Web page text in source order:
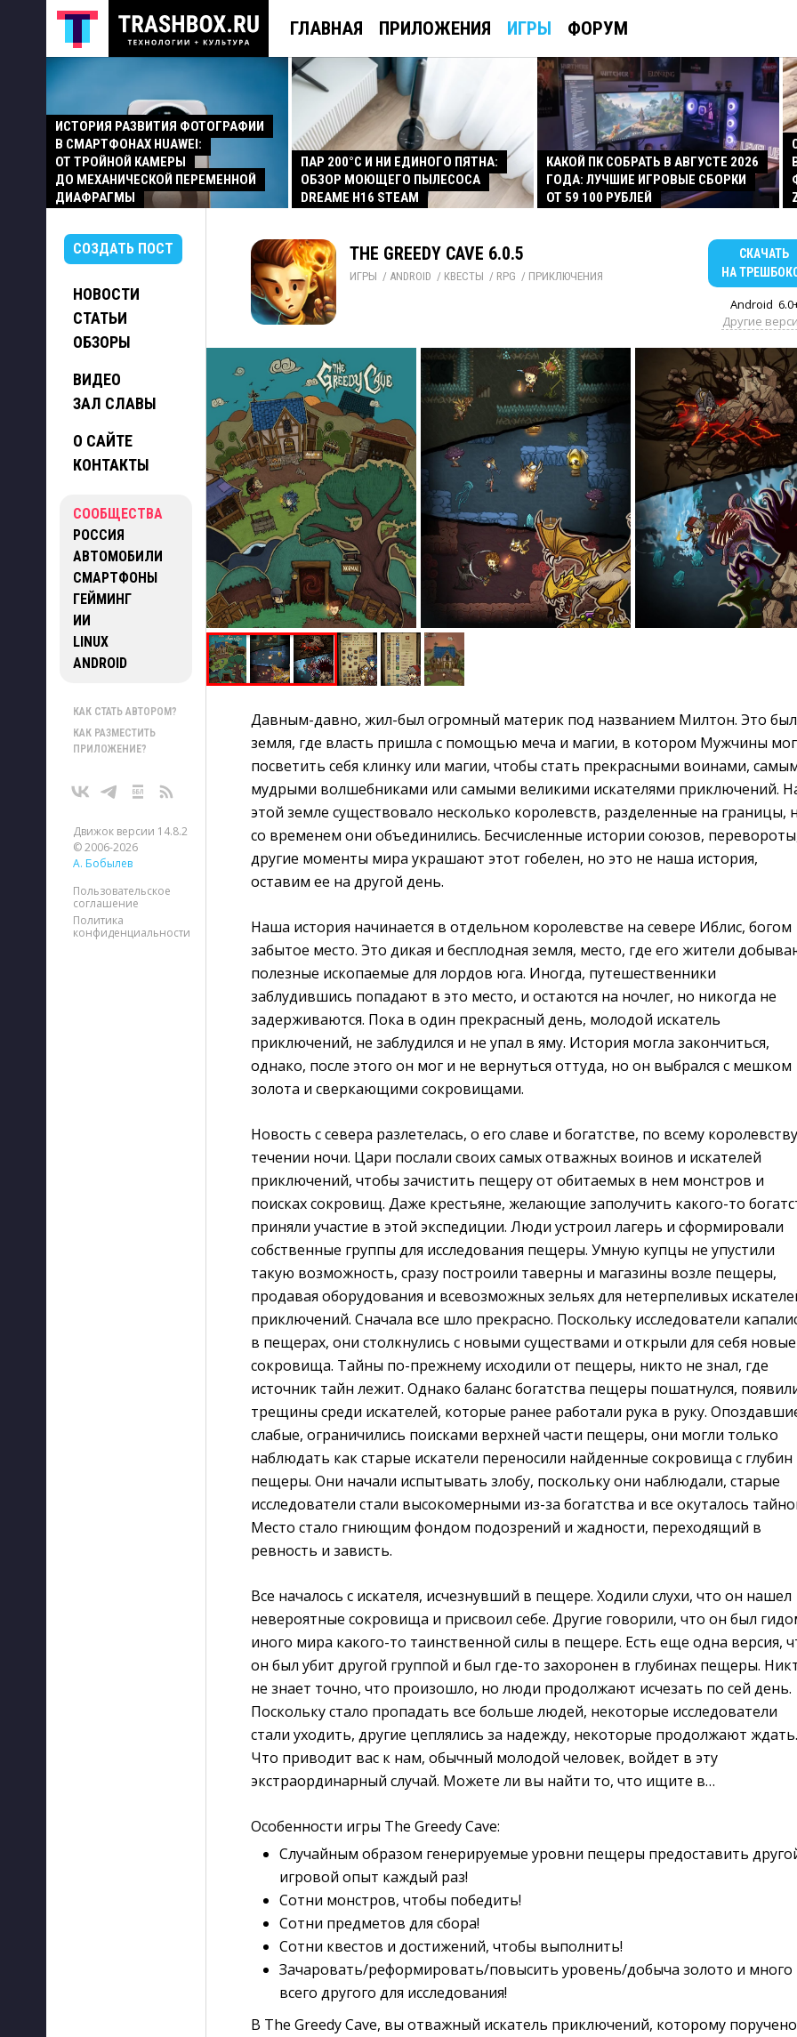
ГЛАВНАЯ ПРИЛОЖЕНИЯ ИГРЫ ФОРУМ
ИСТОРИЯ РАЗВИТИЯ ФОТОГРАФИИ
В СМАРТФОНАХ HUAWEI:
ОТ ТРОЙНОЙ КАМЕРЫ
ДО МЕХАНИЧЕСКОЙ ПЕРЕМЕННОЙ
ДИАФРАГМЫ
ПАР 200°C И НИ ЕДИНОГО ПЯТНА:
ОБЗОР МОЮЩЕГО ПЫЛЕСОСА
DREAME H16 STEAM
КАКОЙ ПК СОБРАТЬ В АВГУСТЕ 2026
ГОДА: ЛУЧШИЕ ИГРОВЫЕ СБОРКИ
ОТ 59 100 РУБЛЕЙ
СОЗДАТЬ ПОСТ
НОВОСТИ
СТАТЬИ
ОБЗОРЫ
ВИДЕО
ЗАЛ СЛАВЫ
О САЙТЕ
КОНТАКТЫ
СООБЩЕСТВА
РОССИЯ
АВТОМОБИЛИ
СМАРТФОНЫ
ГЕЙМИНГ
ИИ
LINUX
ANDROID
КАК СТАТЬ АВТОРОМ?
КАК РАЗМЕСТИТЬ
ПРИЛОЖЕНИЕ?
Движок версии 14.8.2
© 2006-2026
А. Бобылев
Пользовательское
соглашение
Политика
конфиденциальности
THE GREEDY CAVE 6.0.5
ИГРЫ / ANDROID / КВЕСТЫ / RPG / ПРИКЛЮЧЕНИЯ
СКАЧАТЬ
НА
Android
Другие
Давным-давно, жил-был огромный материк под названием Милтон. Это
земля, где власть пришла с помощью меча и магии, в котором Мужчины
посветить себя клинку или магии, чтобы стать прекрасными воинами,
мудрыми волшебниками или самыми великими искателями приключений.
этой земле существовало несколько королевств, разделенные на границы,
со временем они объединились. Бесчисленные истории союзов,
другие моменты мира украшают этот гобелен, но это не наша история,
оставим ее на другой день.
Наша история начинается в отдельном королевстве на севере Иблис, богом
забытое место. Это дикая и бесплодная земля, место, где его жители
полезные ископаемые для лордов юга. Иногда, путешественники
заблудившись попадают в это место, и остаются на ночлег, но никогда не
задерживаются. Пока в один прекрасный день, молодой искатель
приключений, не заблудился и не упал в яму. История могла закончиться,
однако, после этого он мог и не вернуться оттуда, но он выбрался с мешком
золота и сверкающими сокровищами.
Новость с севера разлетелась, о его славе и богатстве, по всему
течении ночи. Цари послали своих самых отважных воинов и искателей
приключений, чтобы зачистить пещеру от обитаемых в нем монстров и
поисках сокровищ. Даже крестьяне, желающие заполучить какого-то
приняли участие в этой экспедиции. Люди устроил лагерь и сформировали
собственные группы для исследования пещеры. Умную купцы не упустили
такую возможность, сразу построили таверны и магазины возле пещеры,
продавая оборудования и всевозможных зельях для нетерпеливых
приключений. Сначала все шло прекрасно. Поскольку исследователи
в пещерах, они столкнулись с новыми существами и открыли для себя новые
сокровища. Тайны по-прежнему исходили от пещеры, никто не знал, где
источник тайн лежит. Однако баланс богатства пещеры пошатнулся,
трещины среди искателей, которые ранее работали рука в руку.
слабые, ограничились поисками верхней части пещеры, они могли только
наблюдать как старые искатели переносили найденные сокровища с глубин
пещеры. Они начали испытывать злобу, поскольку они наблюдали, старые
исследователи стали высокомерными из-за богатства и все окуталось
Место стало гниющим фондом подозрений и жадности, переходящий в
ревность и зависть.
Все началось с искателя, исчезнувший в пещере. Ходили слухи, что он нашел
невероятные сокровища и присвоил себе. Другие говорили, что он был
иного мира какого-то таинственной силы в пещере. Есть еще одна версия,
он был убит другой группой и был где-то захоронен в глубинах пещеры.
не знает точно, что произошло, но люди продолжают исчезать по сей день.
Поскольку стало пропадать все больше людей, некоторые исследователи
стали уходить, другие цеплялись за надежду, некоторые продолжают ждать.
Что приводит вас к нам, обычный молодой человек, войдет в эту
экстраординарный случай. Можете ли вы найти то, что ищите в…
Особенности игры The Greedy Cave:
Случайным образом генерируемые уровни пещеры предоставить
игровой опыт каждый раз!
Сотни монстров, чтобы победить!
Сотни предметов для сбора!
Сотни квестов и достижений, чтобы выполнить!
Зачаровать/реформировать/повысить уровень/добыча золото и много
всего другого для исследования!
В The Greedy Cave, вы отважный искатель приключений, которому поручено